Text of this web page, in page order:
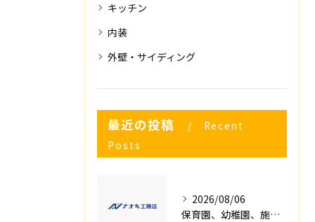
キッチン
内装
外壁・サイディング
最近の投稿
Recent
Posts
2026/08/06
保育園、幼稚園、施設様！！内装リフォームでお悩み事はございませんか？